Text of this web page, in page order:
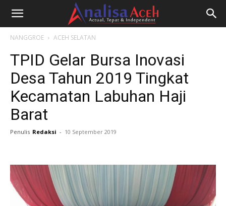
NANGGROE ACEH SELATAN
TPID Gelar Bursa Inovasi
Desa Tahun 2019 Tingkat
Kecamatan Labuhan Haji
Barat
Penulis Redaksi - 10 September 2019